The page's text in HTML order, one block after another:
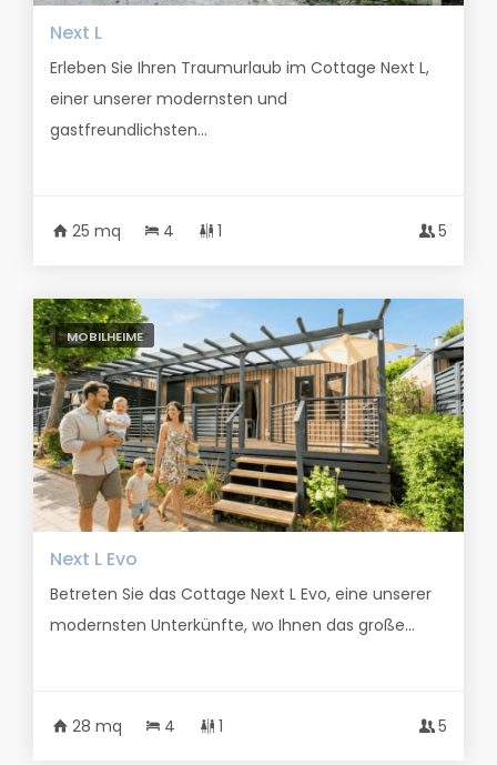
Next L
Erleben Sie Ihren Traumurlaub im Cottage Next L,
einer unserer modernsten und
gastfreundlichsten...
25 mq 4 1 5
MOBILHEIME
Next L Evo
Betreten Sie das Cottage Next L Evo, eine unserer
modernsten Unterkünfte, wo Ihnen das große...
28 mq 4 1 5